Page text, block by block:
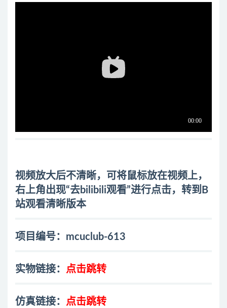
视频放大后不清晰，可将鼠标放在视频上，
右上角出现“去bilibili观看”进行点击，转到B
站观看清晰版本
项目编号：mcuclub-613
实物链接： 点击跳转
仿真链接： 点击跳转